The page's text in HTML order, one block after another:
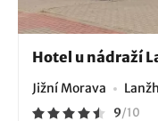
Hotel u nádraží
Jižní Morava
9/10